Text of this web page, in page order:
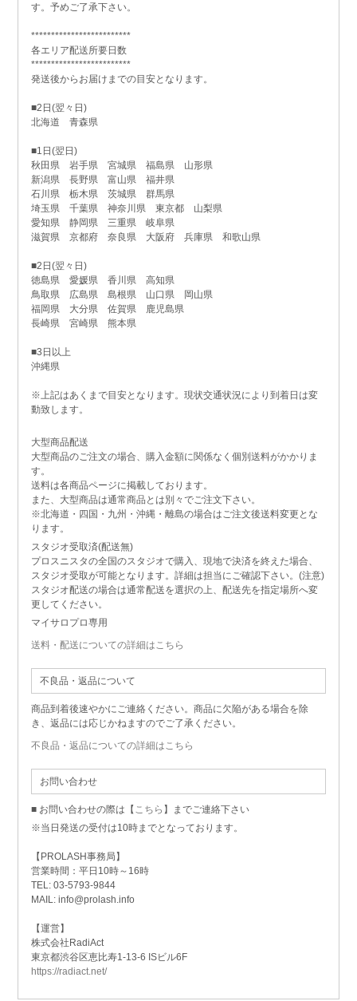
す。予めご了承下さい。
*************************
各エリア配送所要日数
*************************
発送後からお届けまでの目安となります。
■2日(翌々日)
北海道 青森県
■1日(翌日)
秋田県 岩手県 宮城県 福島県 山形県
新潟県 長野県 富山県 福井県
石川県 栃木県 茨城県 群馬県
埼玉県 千葉県 神奈川県 東京都 山梨県
愛知県 静岡県 三重県 岐阜県
滋賀県 京都府 奈良県 大阪府 兵庫県 和歌山県
■2日(翌々日)
徳島県 愛媛県 香川県 高知県
鳥取県 広島県 島根県 山口県 岡山県
福岡県 大分県 佐賀県 鹿児島県
長崎県 宮崎県 熊本県
■3日以上
沖縄県
※上記はあくまで目安となります。現状交通状況により到着日は変
動致します。
大型商品配送
大型商品のご注文の場合、購入金額に関係なく個別送料がかかりま
す。
送料は各商品ページに掲載しております。
また、大型商品は通常商品とは別々でご注文下さい。
※北海道・四国・九州・沖縄・離島の場合はご注文後送料変更とな
ります。
スタジオ受取済(配送無)
プロスニスタの全国のスタジオで購入、現地で決済を終えた場合、
スタジオ受取が可能となります。詳細は担当にご確認下さい。(注意)
スタジオ配送の場合は通常配送を選択の上、配送先を指定場所へ変
更してください。
マイサロプロ専用
送料・配送についての詳細はこちら
不良品・返品について
商品到着後速やかにご連絡ください。商品に欠陥がある場合を除
き、返品には応じかねますのでご了承ください。
不良品・返品についての詳細はこちら
お問い合わせ
■ お問い合わせの際は【こちら 】までご連絡下さい
※当日発送の受付は10時までとなっております。
【PROLASH事務局】
営業時間：平日10時～16時
TEL: 03-5793-9844
MAIL: info@prolash.info
【運営】
株式会社RadiAct
東京都渋谷区恵比寿1-13-6 ISビル6F
https://radiact.net/